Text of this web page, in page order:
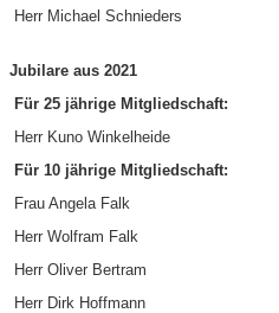
Herr Michael Schnieders
Jubilare aus 2021
Für 25 jährige Mitgliedschaft:
Herr Kuno Winkelheide
Für 10 jährige Mitgliedschaft:
Frau Angela Falk
Herr Wolfram Falk
Herr Oliver Bertram
Herr Dirk Hoffmann